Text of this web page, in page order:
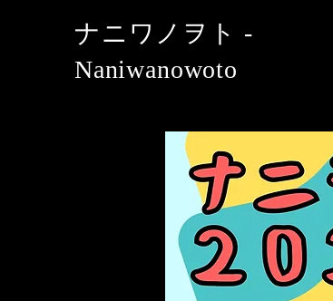
​ナニワノヲト -
Naniwanowoto